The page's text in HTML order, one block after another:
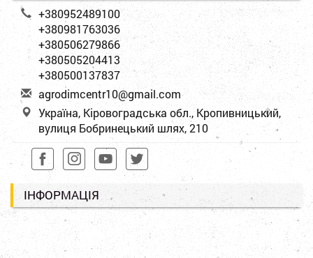
+380952489100
+380981763036
+380506279866
+380505204413
+380500137837
agrodimcentr10@gmail.com
Україна, Кіровоградська обл., Кропивницький,
вулиця Бобринецький шлях, 210
ІНФОРМАЦІЯ